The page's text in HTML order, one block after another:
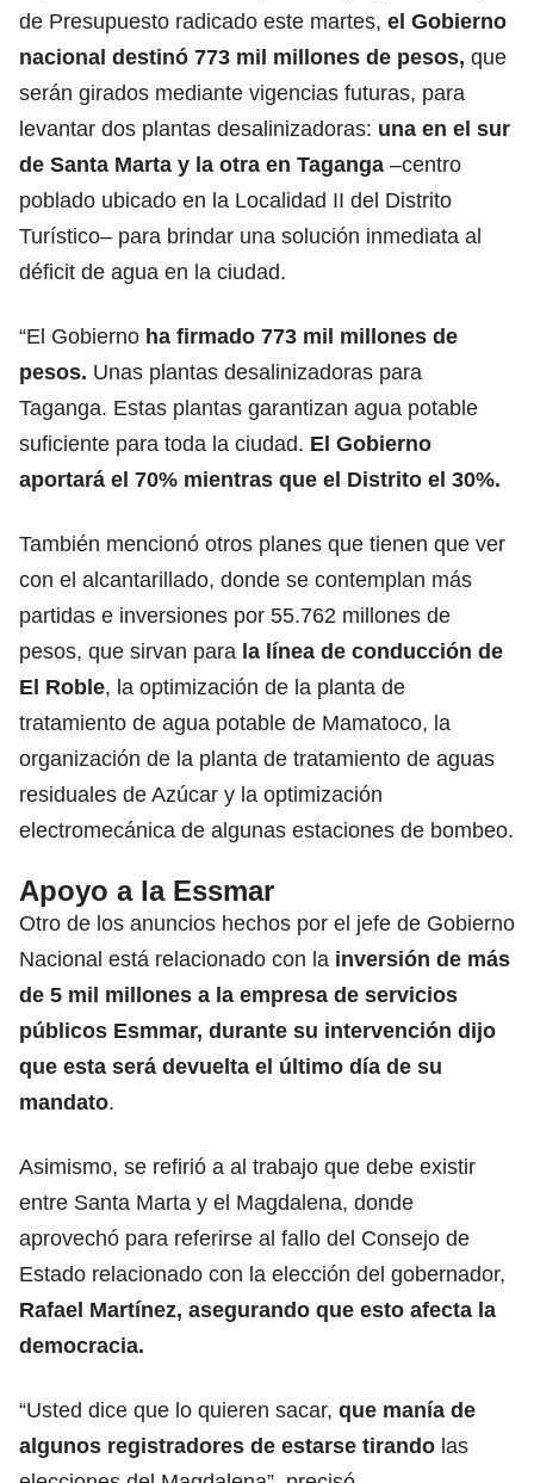
de Presupuesto radicado este martes, el Gobierno
nacional destinó 773 mil millones de pesos, que
serán girados mediante vigencias futuras, para
levantar dos plantas desalinizadoras: una en el sur
de Santa Marta y la otra en Taganga –centro
poblado ubicado en la Localidad II del Distrito
Turístico– para brindar una solución inmediata al
déficit de agua en la ciudad.
“El Gobierno ha firmado 773 mil millones de
pesos. Unas plantas desalinizadoras para
Taganga. Estas plantas garantizan agua potable
suficiente para toda la ciudad. El Gobierno
aportará el 70% mientras que el Distrito el 30%.
También mencionó otros planes que tienen que ver
con el alcantarillado, donde se contemplan más
partidas e inversiones por 55.762 millones de
pesos, que sirvan para la línea de conducción de
El Roble, la optimización de la planta de
tratamiento de agua potable de Mamatoco, la
organización de la planta de tratamiento de aguas
residuales de Azúcar y la optimización
electromecánica de algunas estaciones de bombeo.
Apoyo a la Essmar
Otro de los anuncios hechos por el jefe de Gobierno
Nacional está relacionado con la inversión de más
de 5 mil millones a la empresa de servicios
públicos Esmmar, durante su intervención dijo
que esta será devuelta el último día de su
mandato.
Asimismo, se refirió a al trabajo que debe existir
entre Santa Marta y el Magdalena, donde
aprovechó para referirse al fallo del Consejo de
Estado relacionado con la elección del gobernador,
Rafael Martínez, asegurando que esto afecta la
democracia.
“Usted dice que lo quieren sacar, que manía de
algunos registradores de estarse tirando las